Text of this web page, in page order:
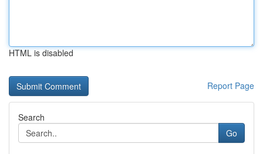
HTML is disabled
Report Page
Search
Go